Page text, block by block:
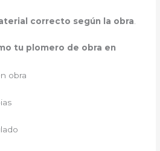
correcto según la obra
tu plomero de obra en
obra